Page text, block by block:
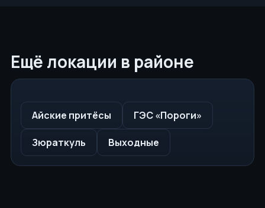
Ещё локации в районе
Айские притёсы ГЭС «Пороги»
Зюраткуль Выходные